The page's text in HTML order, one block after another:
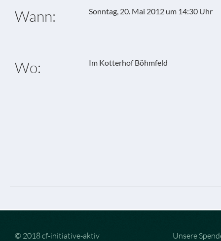
Wann: Sonntag, 20. Mai 2012 um 14:30 Uhr
Wo: Im Kotterhof Böhmfeld
© 2018 cf-initiative-aktiv
Unsere